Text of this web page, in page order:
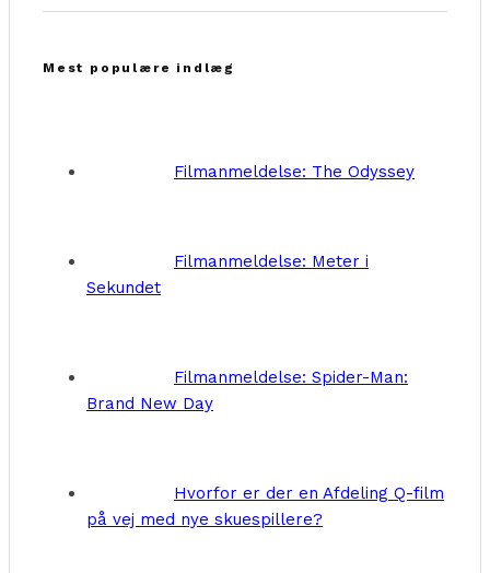
Mest populære indlæg
Filmanmeldelse: The Odyssey
Filmanmeldelse: Meter i
Sekundet
Filmanmeldelse: Spider-Man:
Brand New Day
Hvorfor er der en Afdeling Q-film
på vej med nye skuespillere?